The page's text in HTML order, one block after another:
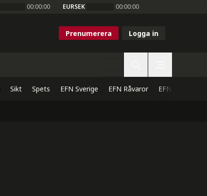
00:00:00 EURSEK 00:00:00
Prenumerera Logga in
Sikt Spets EFN Sverige EFN Råvaror EFN Direkt